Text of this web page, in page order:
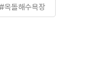
#옥돌해수욕장